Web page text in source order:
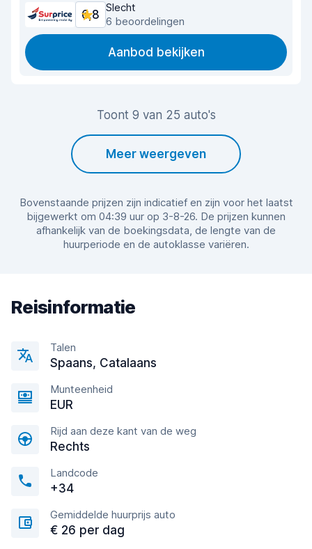
6,8
Slecht
6 beoordelingen
Aanbod bekijken
Toont 9 van 25 auto's
Meer weergeven
Bovenstaande prijzen zijn indicatief en zijn voor het laatst
bijgewerkt om 04:39 uur op 3-8-26. De prijzen kunnen
afhankelijk van de boekingsdata, de lengte van de
huurperiode en de autoklasse variëren.
Reisinformatie
Talen
Spaans, Catalaans
Munteenheid
EUR
Rijd aan deze kant van de weg
Rechts
Landcode
+34
Gemiddelde huurprijs auto
€ 26 per dag